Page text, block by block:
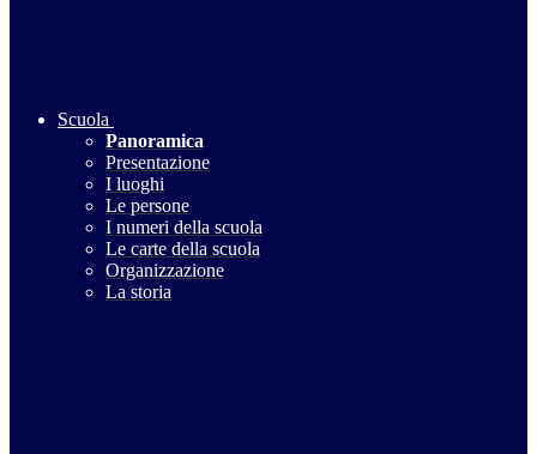
Scuola
Panoramica
Presentazione
I luoghi
Le persone
I numeri della scuola
Le carte della scuola
Organizzazione
La storia